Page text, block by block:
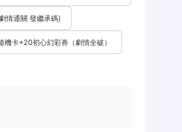
情通關 發繼承碼)
卡+20初心幻彩券（劇情全破）